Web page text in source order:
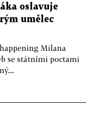
oslavuje
umělec
Milana
se státními poctami